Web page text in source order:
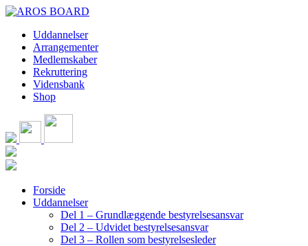
Skip
contentUddannelser
Arrangementer
Medlemskaber
Rekruttering
Vidensbank
Shop
Forside
Uddannelser
Del 1 – Grundlæggende bestyrelsesansvar
Del 2 – Udvidet bestyrelsesansvar
Del 3 – Rollen som bestyrelsesleder